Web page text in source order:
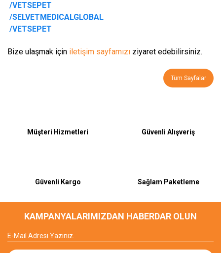
/VETSEPET
/SELVETMEDICALGLOBAL
/VETSEPET
Bize ulaşmak için iletişim sayfamızı ziyaret edebilirsiniz.
Tüm Sayfalar
Müşteri Hizmetleri Güvenli Alışveriş
Güvenli Kargo Sağlam Paketleme
KAMPANYALARIMIZDAN HABERDAR OLUN